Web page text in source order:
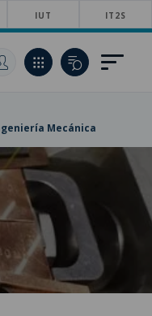
IUT IT2S
Mecánica